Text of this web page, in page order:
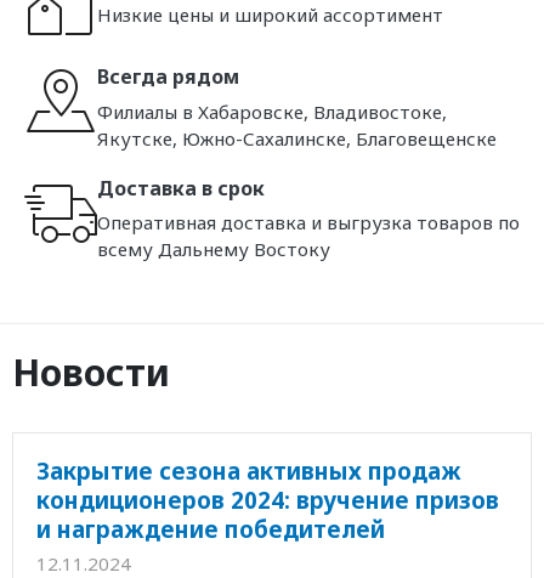
Низкие цены и широкий ассортимент
Всегда рядом
Филиалы в Хабаровске, Владивостоке,
Якутске, Южно-Сахалинске, Благовещенске
Доставка в срок
Оперативная доставка и выгрузка товаров по
всему Дальнему Востоку
Новости
Закрытие сезона активных продаж
кондиционеров 2024: вручение призов
и награждение победителей
12.11.2024